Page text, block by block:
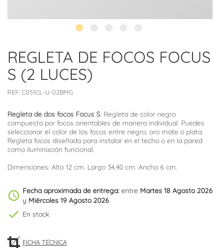
REGLETA DE FOCOS FOCUS
S (2 LUCES)
REF: C051CL-U-02BMG
Regleta de dos focos Focus S. Regleta de color negro
compuesta por focos orientables de manera individual. Puedes
seleccionar el color de los focos entre negro, oro mate o plata.
Regleta focos diseñada para instalar en el techo o en la pared
como iluminación funcional.
Dimensiones: Alto 12 cm. Largo 34,40 cm. Ancho 6 cm.
schedule Fecha aproximada de entrega: entre Martes 18 Agosto 2026
y Miércoles 19 Agosto 2026
check En stock
FICHA TÉCNICA